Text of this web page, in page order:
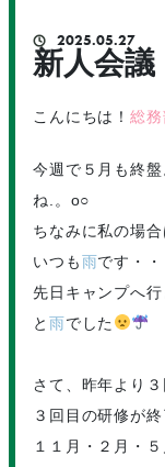
2025.05.27
新人会議
こんにちは！総務
今週で５月も終盤
ね.。o○
ちなみに私の場
いつも雨です・
先日キャンプへ
と 雨でした
さて、昨年より３
３回目の研修が
１１月・２月・